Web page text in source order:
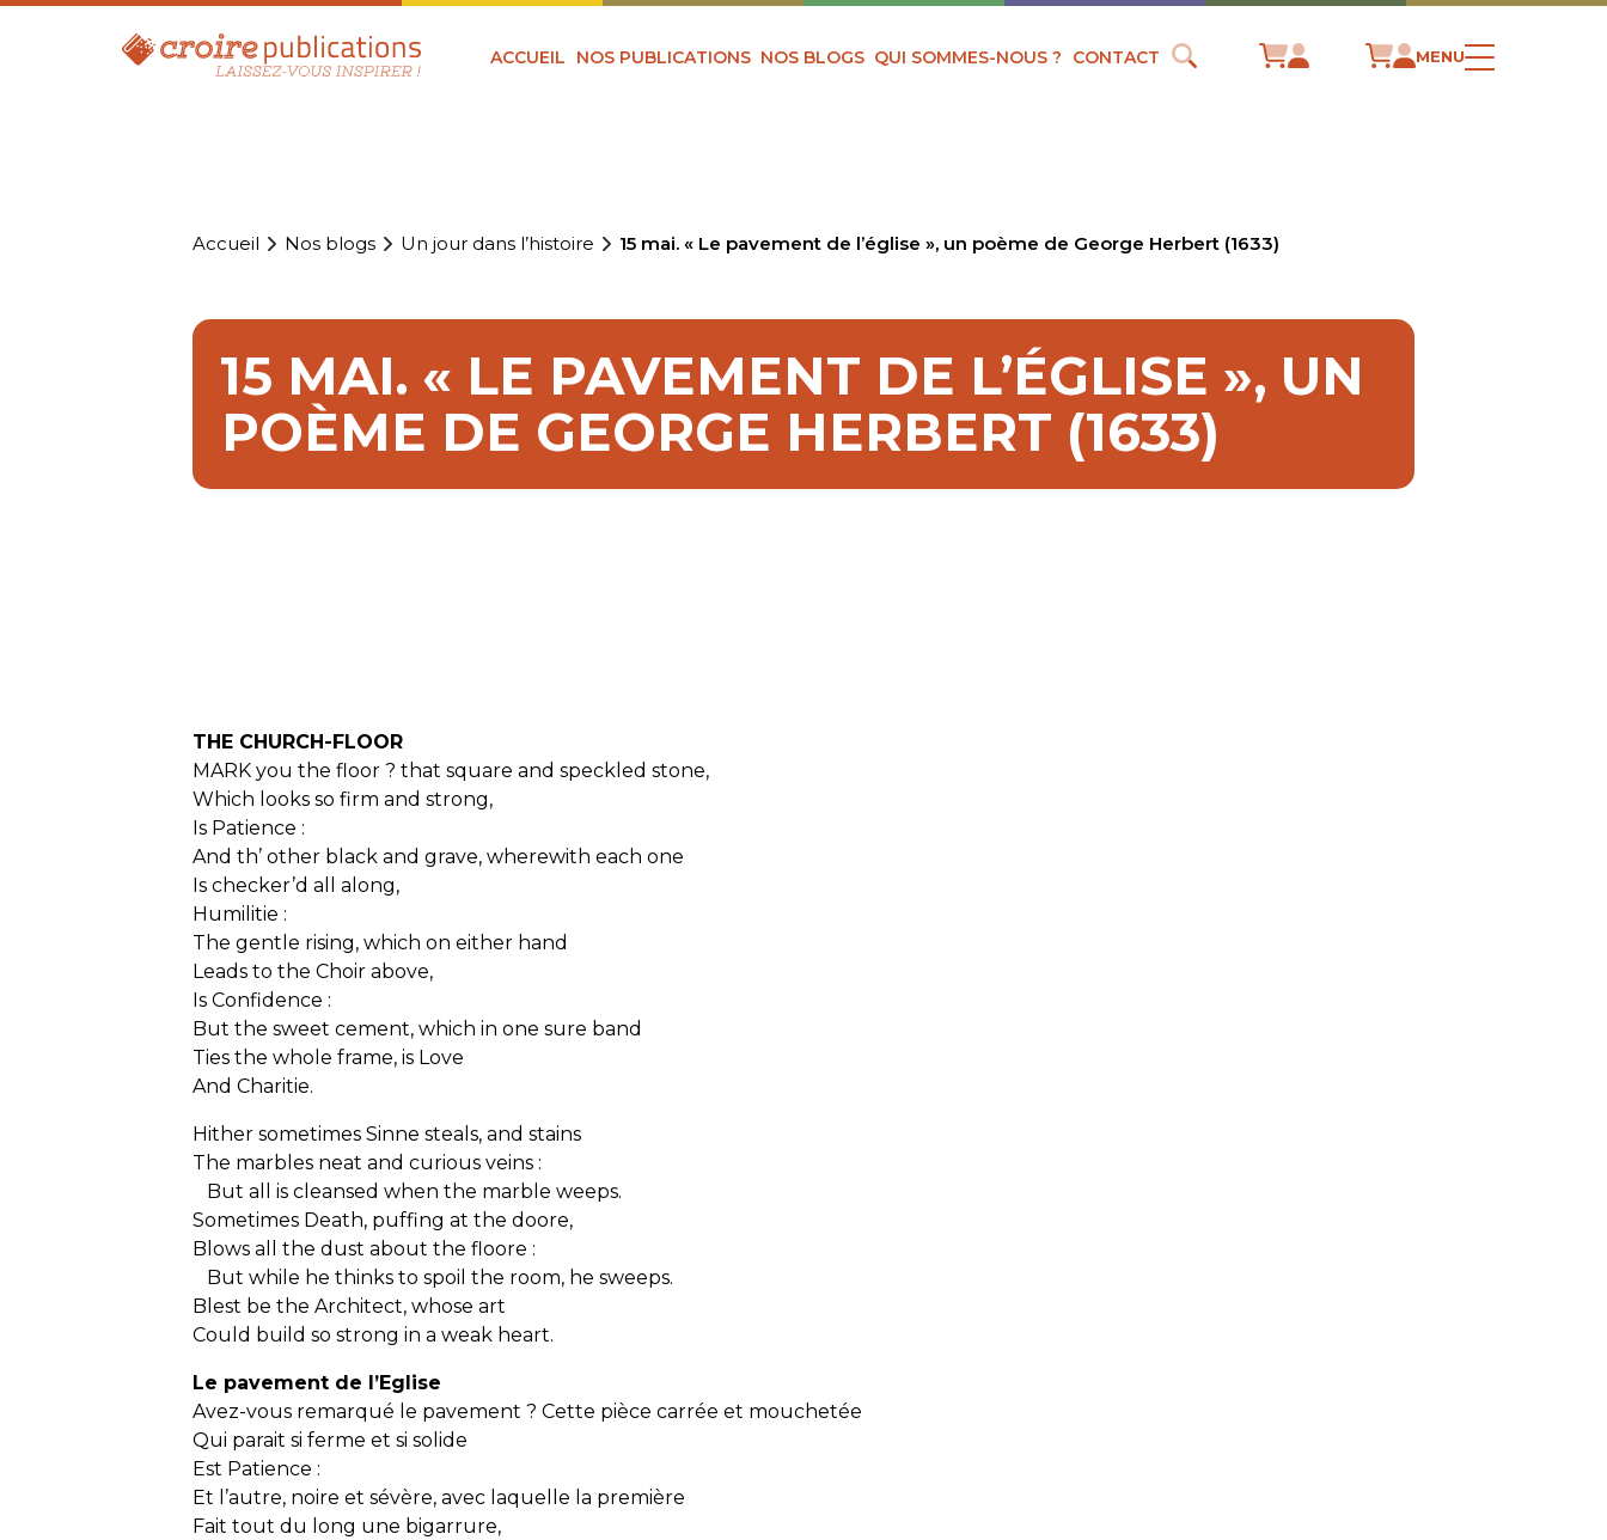
ACCUEIL NOS PUBLICATIONS NOS BLOGS QUI SOMMES-NOUS ? CONTACT MENU
Accueil Nos blogs Un jour dans l’histoire 15 mai. « Le pavement de l’église », un poème de George Herbert (1633)
15 MAI. « LE PAVEMENT DE L’ÉGLISE », UN
POÈME DE GEORGE HERBERT (1633)
THE CHURCH-FLOOR
MARK you the floor ? that square and speckled stone,
Which looks so firm and strong,
Is Patience :
And th’ other black and grave, wherewith each one
Is checker’d all along,
Humilitie :
The gentle rising, which on either hand
Leads to the Choir above,
Is Confidence :
But the sweet cement, which in one sure band
Ties the whole frame, is Love
And Charitie.
Hither sometimes Sinne steals, and stains
The marbles neat and curious veins :
But all is cleansed when the marble weeps.
Sometimes Death, puffing at the doore,
Blows all the dust about the floore :
But while he thinks to spoil the room, he sweeps.
Blest be the Architect, whose art
Could build so strong in a weak heart.
Le pavement de l’Eglise
Avez-vous remarqué le pavement ? Cette pièce carrée et mouchetée
Qui parait si ferme et si solide
Est Patience :
Et l’autre, noire et sévère, avec laquelle la première
Fait tout du long une bigarrure,